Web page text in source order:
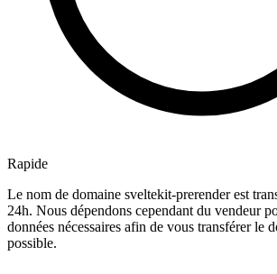
Rapide
Le nom de domaine sveltekit-prerender est
24h. Nous dépendons cependant du vendeur
données nécessaires afin de vous transférer le
possible.